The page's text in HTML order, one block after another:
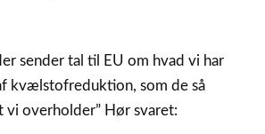
sender tal til EU om hvad vi har
kvælstofreduktion, som de så
vi overholder” Hør svaret: